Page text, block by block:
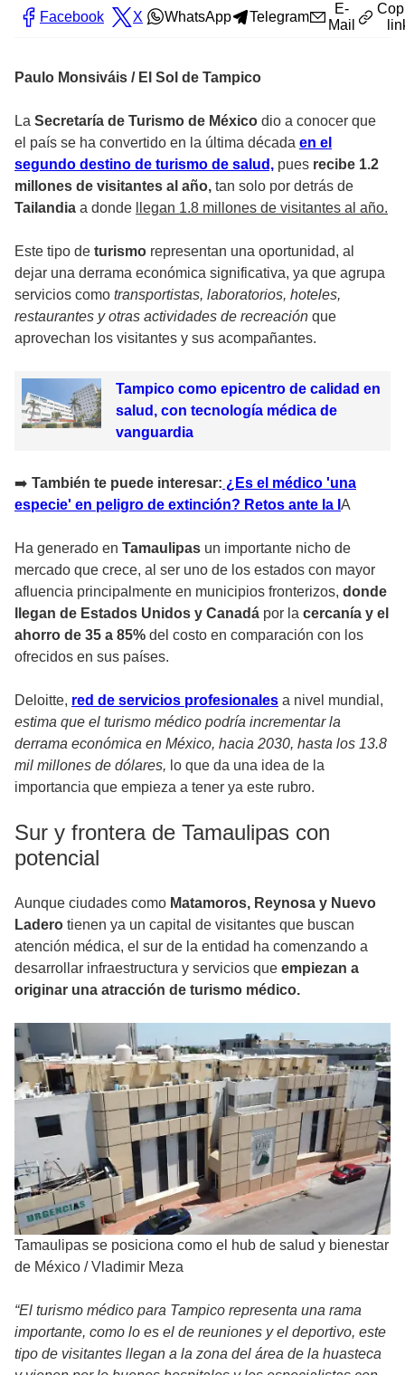
Facebook X WhatsApp Telegram
E-
Mail
Paulo Monsiváis / El Sol de Tampico
La Secretaría de Turismo de México dio a conocer que
el país se ha convertido en la última década en el
segundo destino de turismo de salud, pues recibe 1.2
millones de visitantes al año, tan solo por detrás de
Tailandia a donde llegan 1.8 millones de visitantes al año.
Este tipo de turismo representan una oportunidad, al
dejar una derrama económica significativa, ya que agrupa
servicios como transportistas, laboratorios, hoteles,
restaurantes y otras actividades de recreación que
aprovechan los visitantes y sus acompañantes.
Tampico como epicentro de calidad en
salud, con tecnología médica de
vanguardia
➡ ️ También te puede interesar: ¿Es el médico 'una
especie' en peligro de extinción? Retos ante la I A
Ha generado en Tamaulipas un importante nicho de
mercado que crece, al ser uno de los estados con mayor
afluencia principalmente en municipios fronterizos, donde
llegan de Estados Unidos y Canadá por la cercanía y el
ahorro de 35 a 85% del costo en comparación con los
ofrecidos en sus países.
Deloitte, red de servicios profesionales a nivel mundial,
estima que el turismo médico podría incrementar la
derrama económica en México, hacia 2030, hasta los 13.8
mil millones de dólares, lo que da una idea de la
importancia que empieza a tener ya este rubro.
Sur y frontera de Tamaulipas con
potencial
Aunque ciudades como Matamoros, Reynosa y Nuevo
Ladero tienen ya un capital de visitantes que buscan
atención médica, el sur de la entidad ha comenzando a
desarrollar infraestructura y servicios que empiezan a
originar una atracción de turismo médico.
Tamaulipas se posiciona como el hub de salud y bienestar
de México /Vladimir Meza
“El turismo médico para Tampico representa una rama
importante, como lo es el de reuniones y el deportivo, este
tipo de visitantes llegan a la zona del área de la huasteca